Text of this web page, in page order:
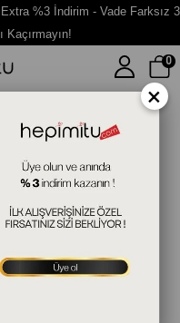
%3 İndirim - Vade Farksız 3
Kaçırmayın!
0
×